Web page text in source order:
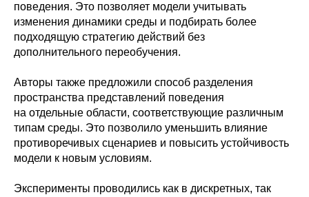
поведения. Это позволяет модели учитывать
изменения динамики среды и подбирать более
подходящую стратегию действий без
дополнительного переобучения.
Авторы также предложили способ разделения
пространства представлений поведения
на отдельные области, соответствующие различным
типам среды. Это позволило уменьшить влияние
противоречивых сценариев и повысить устойчивость
модели к новым условиям.
Эксперименты проводились как в дискретных, так